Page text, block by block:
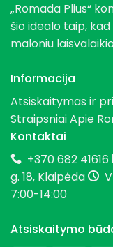
„Romada Plius“
šio idealo taip,
maloniu
Informacija
Atsiskaitymas ir
StraipsniaiApie
Kontaktai
+370 682 41616
g. 18, Klaipėda
7:00-14:00
Atsiskaitymo